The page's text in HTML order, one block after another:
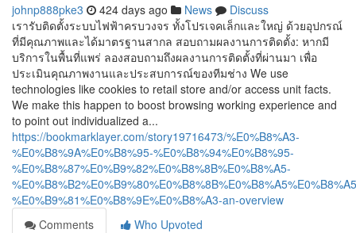
johnp888pke3 424 days ago News
Discuss
เรารับติดตั้งระบบไฟฟ้าครบวงจร ทั้งโปรเจคเล็กและใหญ่ ด้วยอุปกรณ์
ที่มีคุณภาพและได้มาตรฐานสากล สอบถามผลงานการติดตั้ง: หากมี
บริการในพื้นที่แพร่ ลองสอบถามถึงผลงานการติดตั้งที่ผ่านมา เพื่อ
ประเมินคุณภาพงานและประสบการณ์ของทีมช่าง We use
technologies like cookies to retail store and/or access unit facts.
We make this happen to boost browsing working experience and
to point out individualized a...
https://bookmarklayer.com/story19716473/%E0%B8%A3-
%E0%B8%9A%E0%B8%95-%E0%B8%94%E0%B8%95-
%E0%B8%87%E0%B9%82%E0%B8%8B%E0%B8%A5-
%E0%B9%81%E0%B8%9E%E0%B8%A3-an-overview
Comments
Who Upvoted